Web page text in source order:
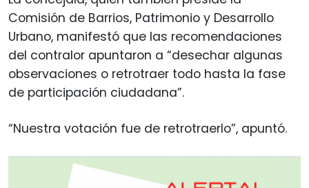
Comisión de Barrios, Patrimonio y Desarrollo
Urbano, manifestó que las recomendaciones
del contralor apuntaron a “desechar algunas
observaciones o retrotraer todo hasta la fase
de participación ciudadana”.
“Nuestra votación fue de retrotraerlo”, apuntó.